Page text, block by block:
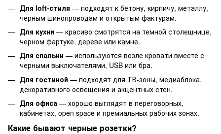
Для loft-стиля — подходят к бетону, кирпичу, металлу,
черным шинопроводам и открытым фактурам.
Для кухни — красиво смотрятся на темной столешнице,
черном фартуке, дереве или камне.
Для спальни — используются возле кровати вместе с
черными выключателями, USB или бра.
Для гостиной — подходят для ТВ-зоны, медиаблока,
декоративного освещения и акцентных стен.
Для офиса — хорошо выглядят в переговорных,
кабинетах, open space и премиальных рабочих зонах.
Какие бывают черные розетки?